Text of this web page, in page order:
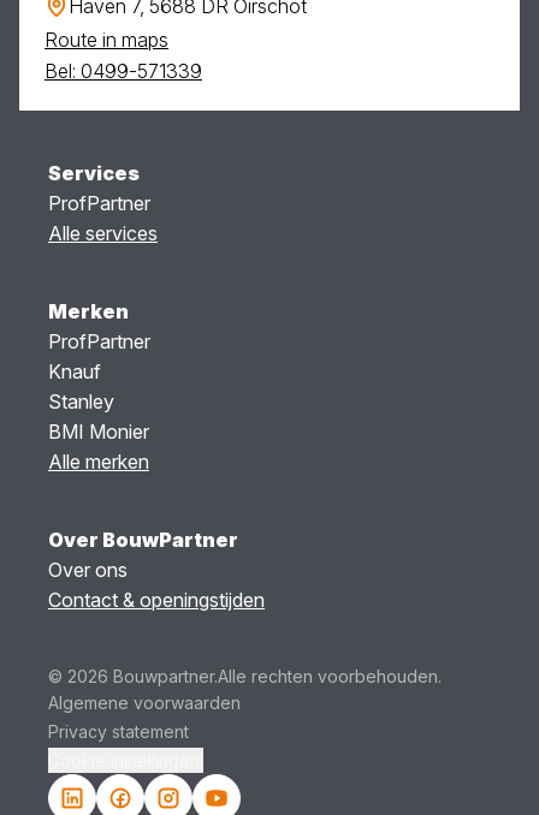
Haven 7, 5688 DR Oirschot
Route in maps
Bel: 0499-571339
Services
ProfPartner
Alle services
Merken
ProfPartner
Knauf
Stanley
BMI Monier
Alle merken
Over BouwPartner
Over ons
Contact & openingstijden
© 2026 Bouwpartner.Alle rechten voorbehouden.
Algemene voorwaarden
Privacy statement